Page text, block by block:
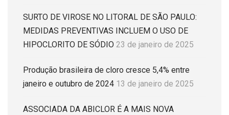
SURTO DE VIROSE NO LITORAL DE SÃO PAULO:
MEDIDAS PREVENTIVAS INCLUEM O USO DE
HIPOCLORITO DE SÓDIO 23 de janeiro de 2025
Produção brasileira de cloro cresce 5,4% entre
janeiro e outubro de 2024 13 de janeiro de 2025
ASSOCIADA DA ABICLOR É A MAIS NOVA